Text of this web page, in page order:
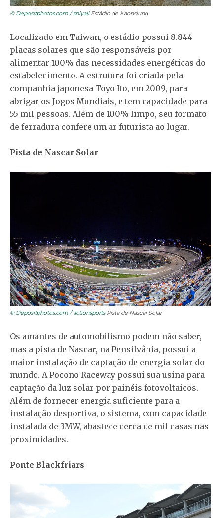
© Depositphotos.com / shiyaliEstádio de Kaohsiung
Localizado em Taiwan, o estádio possui 8.844
placas solares que são responsáveis por
alimentar 100% das necessidades energéticas do
estabelecimento. A estrutura foi criada pela
companhia japonesa Toyo Ito, em 2009, para
abrigar os Jogos Mundiais, e tem capacidade para
55 mil pessoas. Além de 100% limpo, seu formato
de ferradura confere um ar futurista ao lugar.
Pista de Nascar Solar
© Depositphotos.com / actionsportsPista de Nascar Solar
Os amantes de automobilismo podem não saber,
mas a pista de Nascar, na Pensilvânia, possui a
maior instalação de captação de energia solar do
mundo. A Pocono Raceway possui sua usina para
captação da luz solar por painéis fotovoltaicos.
Além de fornecer energia suficiente para a
instalação desportiva, o sistema, com capacidade
instalada de 3MW, abastece cerca de mil casas nas
proximidades.
Ponte Blackfriars